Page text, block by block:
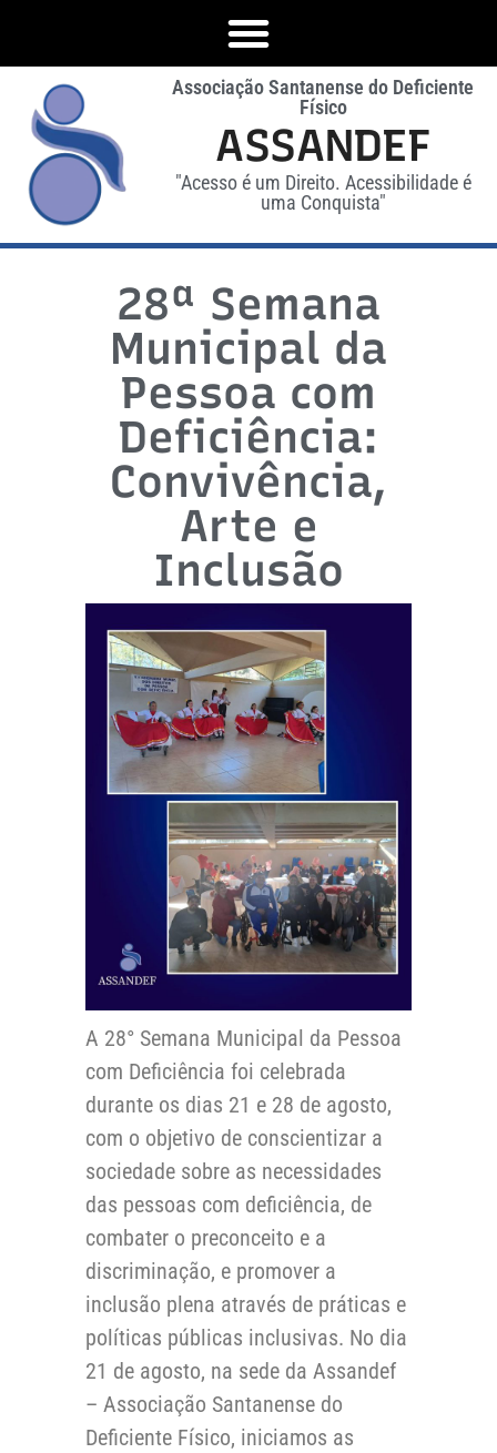
Associação Santanense do Deficiente
Físico
ASSANDEF
"Acesso é um Direito. Acessibilidade é
uma Conquista"
28ª Semana
Municipal da
Pessoa com
Deficiência:
Convivência,
Arte e
Inclusão
A 28° Semana Municipal da Pessoa
com Deficiência foi celebrada
durante os dias 21 e 28 de agosto,
com o objetivo de conscientizar a
sociedade sobre as necessidades
das pessoas com deficiência, de
combater o preconceito e a
discriminação, e promover a
inclusão plena através de práticas e
políticas públicas inclusivas. No dia
21 de agosto, na sede da Assandef
– Associação Santanense do
Deficiente Físico, iniciamos as